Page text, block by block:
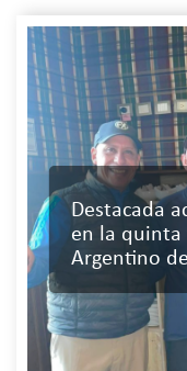
Destacada
en la quinta
Argentino